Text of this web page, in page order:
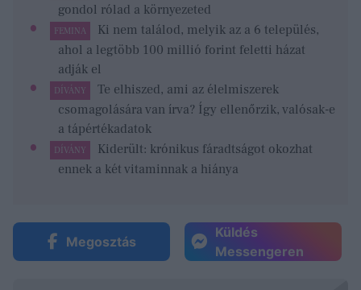
gondol rólad a környezeted
FEMINA
Ki nem találod, melyik az a 6 település,
ahol a legtöbb 100 millió forint feletti házat
adják el
DÍVÁNY
Te elhiszed, ami az élelmiszerek
csomagolására van írva? Így ellenőrzik, valósak-e
a tápértékadatok
DÍVÁNY
Kiderült: krónikus fáradtságot okozhat
ennek a két vitaminnak a hiánya
Megosztás
Küldés
Messengeren